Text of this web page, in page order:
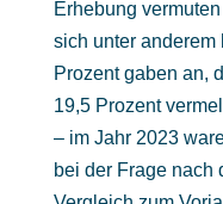
Erhebung
sich unter anderem
Prozent gaben an,
19,5 Prozent
– im Jahr 2023
bei der Frage nach